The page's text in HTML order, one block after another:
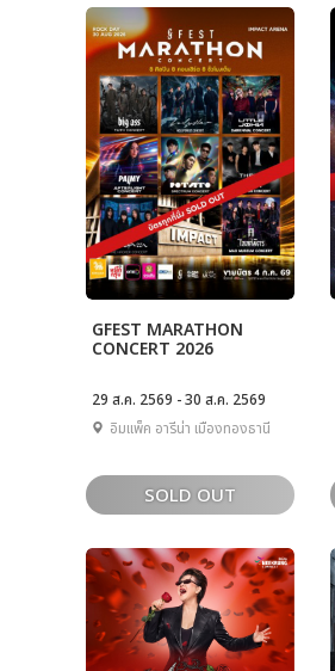
GFEST MARATHON
CONCERT 2026
29 ส.ค. 2569 - 30 ส.ค. 2569
อิมแพ็ค อารีน่า เมืองทองธานี
SOLD OUT